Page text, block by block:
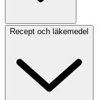
Recept och läkemedel